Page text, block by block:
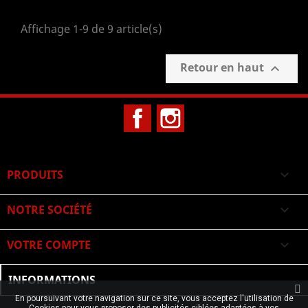
Affichage 1-9 de 9 article(s)
Retour en haut 
Facebook
PRODUITS 
NOTRE SOCIÉTÉ 
VOTRE COMPTE 
INFORMATIONS
En poursuivant votre navigation sur ce site, vous acceptez l'utilisation de